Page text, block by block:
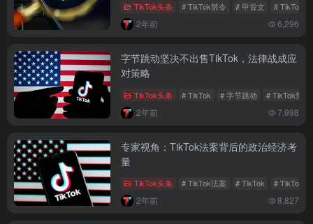
TikTok头条 # TikTok禁令 # 甲骨文 # TikTok
2年前 6,296
字节跳动坚决不出售TikTok，法律战成应
对策略
TikTok头条 # TikTok # 字节跳动 # TikTok禁令
2年前 7,998
专家视角：TikTok法案背后的政治经济考
量
TikTok头条 # TikTok法案 # TikTok # TikTok禁
2年前 8,827